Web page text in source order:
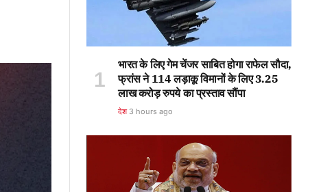
भारत के लिए गेम चेंजर साबित होगा राफेल सौदा,
फ्रांस ने 114 लड़ाकू विमानों के लिए 3.25
लाख करोड़ रुपये का प्रस्ताव सौंपा
देश 3 hours ago